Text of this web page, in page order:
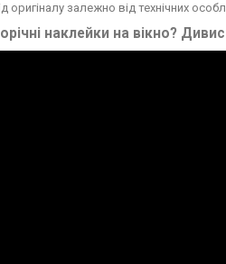
оригіналу залежно від технічних
наклейки на вікно?